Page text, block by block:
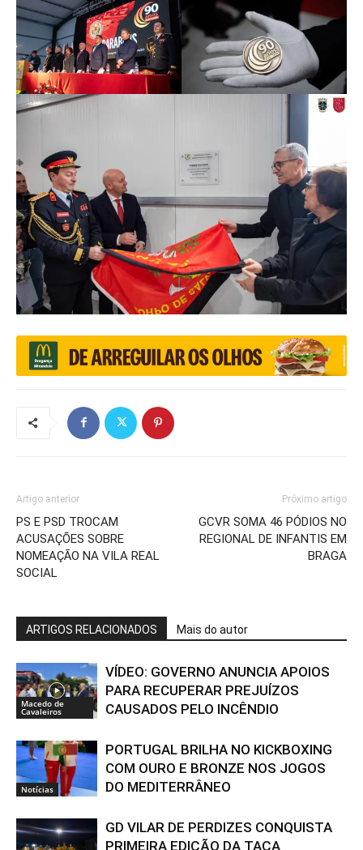
Artigo anterior
PS E PSD TROCAM
ACUSAÇÕES SOBRE
NOMEAÇÃO NA VILA REAL
SOCIAL
Próximo artigo
GCVR SOMA 46 PÓDIOS NO
REGIONAL DE INFANTIS EM
BRAGA
ARTIGOS RELACIONADOS Mais do autor
Macedo de
Cavaleiros
VÍDEO: GOVERNO ANUNCIA APOIOS
PARA RECUPERAR PREJUÍZOS
CAUSADOS PELO INCÊNDIO
Notícias
PORTUGAL BRILHA NO KICKBOXING
COM OURO E BRONZE NOS JOGOS
DO MEDITERRÂNEO
GD VILAR DE PERDIZES CONQUISTA
PRIMEIRA EDIÇÃO DA TAÇA